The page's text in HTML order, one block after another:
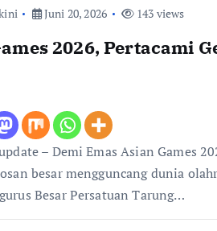
Juni 20, 2026 143 views
2026, Pertacami
– Demi Emas Asian Games
besar mengguncang dunia
Besar Persatuan Tarung…